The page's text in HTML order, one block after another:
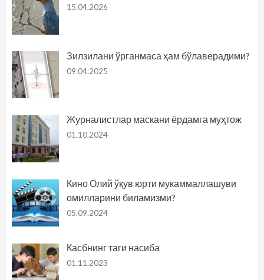
15.04.2026
Зилзилани ўрганмаса ҳам бўлаверадими?
09.04.2025
Журналистлар маскани ёрдамга муҳтож
01.10.2024
Кино Олий ўқув юрти мукаммаллашуви
омилларини биламизми?
05.09.2024
Касбнинг таги насиба
01.11.2023